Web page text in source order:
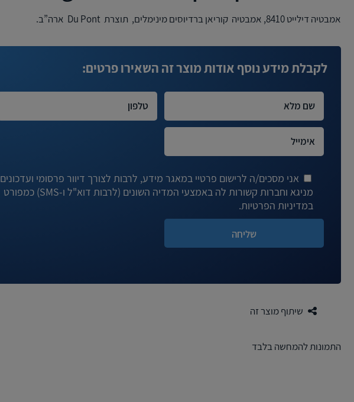
אמבטיה דילייט 8410, אמבטיה קוריאן ברדיוסים מינימלים, תוצרת Du Pont ארה”ב.
לקבלת מידע נוסף אודות מוצר זה השאירו פרטים:
אני מסכים/ה לרישום פרטיי במאגר מידע, לרבות לצורך דיוור פרסומי ועדכונים
מניגא וחברות קשורות לה באמצעי המדיה השונים (לרבות דוא"ל ו-SMS) כמפורט
במדיניות הפרטיות.
שיתוף מוצר זה
התמונות להמחשה בלבד